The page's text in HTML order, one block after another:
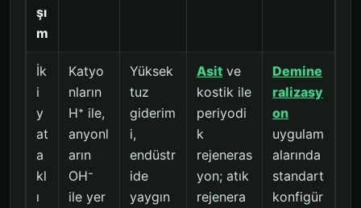
şı
m
İk
i
y
at
a
kl
ı
Katyo
nların
H⁺ ile,
anyonl
arın
OH⁻
ile yer
Yüksek
tuz
giderim
i,
endüstr
ide
yaygın
Asit ve
kostik ile
periyodi
k
rejeneras
yon; atık
rejenera
Demine
ralizasy
on
uygulam
alarında
standart
konfigür